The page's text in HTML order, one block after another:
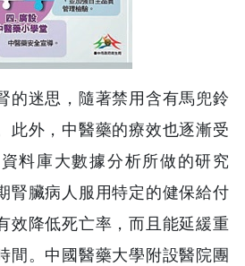
的迷思，隨著禁用含有馬兜鈴
此外，中醫藥的療效也逐漸受
料庫大數據分析所做的研究
腎臟病人服用特定的健保給付
效降低死亡率，而且能延緩重
間。中國醫藥大學附設醫院團